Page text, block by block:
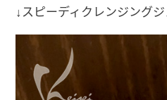
↓スピーディクレンジング